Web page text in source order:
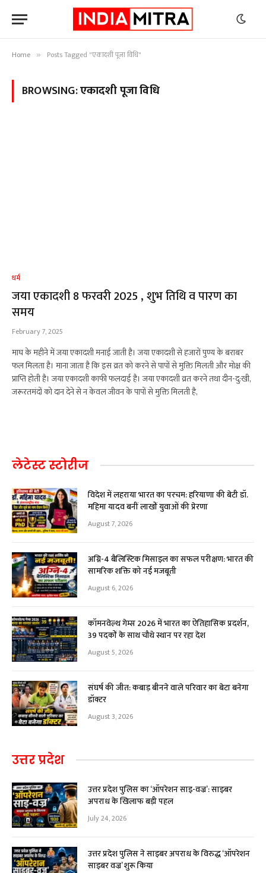
Home » Posts Tagged "एकादशी पूजा विधि"
BROWSING:एकादशी पूजा विधि
धर्म
जया एकादशी 8 फरवरी 2025 , शुभ तिथि व पारण का
समय
February 7, 2025
माघ के महीने में जया एकादशी मनाई जाती है। जया एकादशी से हजारों पुण्य के बराबर
फल मिलता है। माना जाता है कि इस व्रत को करने से पापों से मुक्ति मिलती और मोक्ष की
प्राप्ति होती है। जया एकादशी काफी फलदाई है। जया एकादशी व्रत करने तथा दीन-दु:खी,
जरूरतमंदों को दान देने से न केवल जीवन के पापों से मुक्ति मिलती है,
लेटेस्ट स्टोरीज
विदेश में लहराया भारत का परचम: हरियाणा की बेटी डॉ.
महिमा यादव बनीं लाखों युवाओं की प्रेरणा
August 7, 2026
अग्नि-4 बैलिस्टिक मिसाइल का सफल परीक्षण: भारत की
सामरिक शक्ति को नई मजबूती
August 6, 2026
कॉमनवेल्थ गेम्स 2026 में भारत का ऐतिहासिक प्रदर्शन,
39 पदकों के साथ चौथे स्थान पर रहा देश
August 5, 2026
संघर्ष की जीत: कबाड़ बीनने वाले परिवार का बेटा बनेगा
डॉक्टर
August 3, 2026
उत्तर प्रदेश
उत्तर प्रदेश पुलिस का ‘ऑपरेशन साइ-वज्र’: साइबर
अपराध के खिलाफ बड़ी पहल
July 24, 2026
उत्तर प्रदेश पुलिस ने साइबर अपराध के विरुद्ध ‘ऑपरेशन
साइबर वज्र’ शुरू किया